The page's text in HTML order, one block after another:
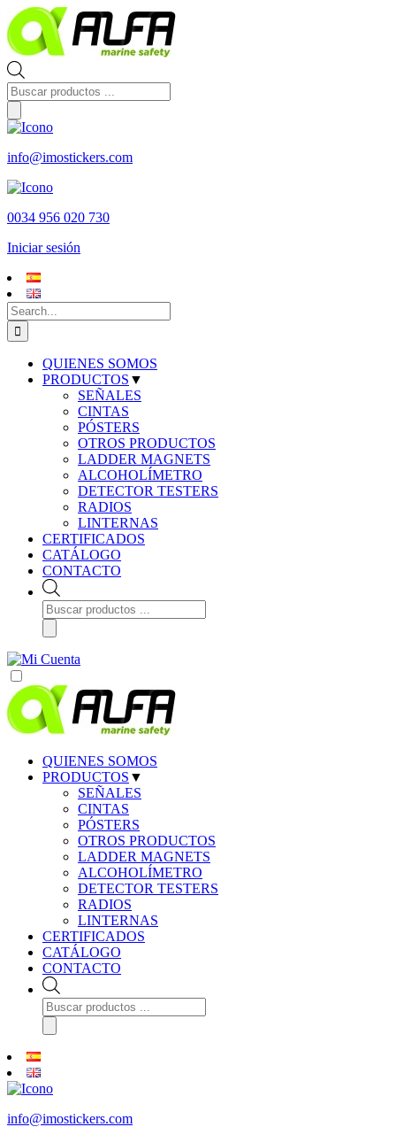
Skip
to
content
Búsqueda
de
productos
info@imostickers.com
0034 956 020 730
Iniciar sesión
Search
for:
QUIENES SOMOS
PRODUCTOS ▼
SEÑALES
CINTAS
PÓSTERS
OTROS PRODUCTOS
LADDER MAGNETS
ALCOHOLÍMETRO
DETECTOR TESTERS
RADIOS
LINTERNAS
CERTIFICADOS
CATÁLOGO
CONTACTO
Búsqueda
de
productos
QUIENES SOMOS
PRODUCTOS ▼
SEÑALES
CINTAS
PÓSTERS
OTROS PRODUCTOS
LADDER MAGNETS
ALCOHOLÍMETRO
DETECTOR TESTERS
RADIOS
LINTERNAS
CERTIFICADOS
CATÁLOGO
CONTACTO
Búsqueda
de
productos
info@imostickers.com